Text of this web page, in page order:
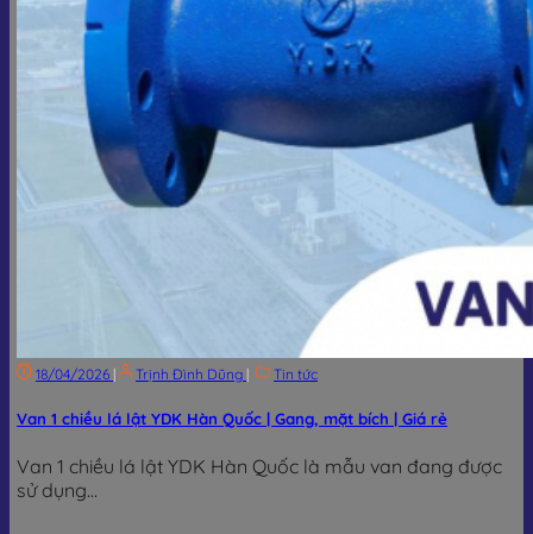
18/04/2026 | Trịnh Đình Dũng | Tin tức
Van 1 chiều lá lật YDK Hàn Quốc | Gang, mặt bích | Giá rẻ
Van 1 chiều lá lật YDK Hàn Quốc là mẫu van đang được
sử dụng...